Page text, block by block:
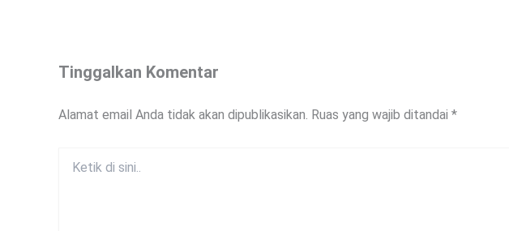
Tinggalkan Komentar
Alamat email Anda tidak akan dipublikasikan. Ruas yang wajib ditandai *